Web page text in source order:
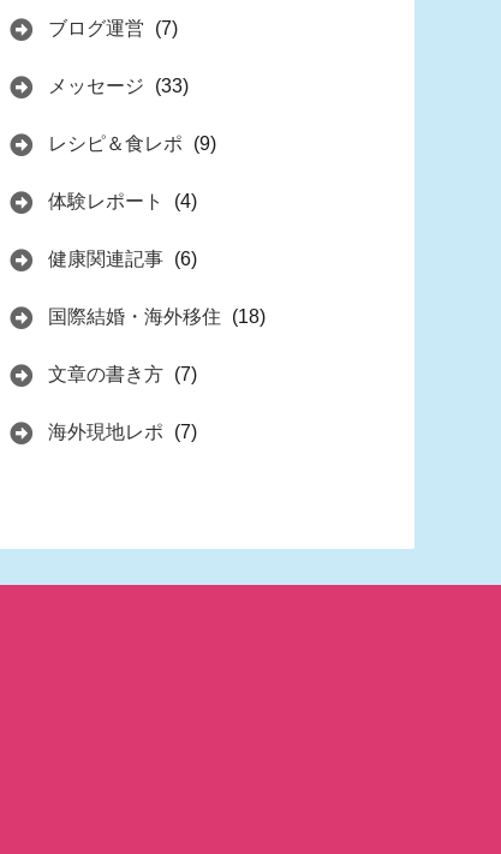
ブログ運営 (7)
メッセージ (33)
レシピ＆食レポ (9)
体験レポート (4)
健康関連記事 (6)
国際結婚・海外移住 (18)
文章の書き方 (7)
海外現地レポ (7)